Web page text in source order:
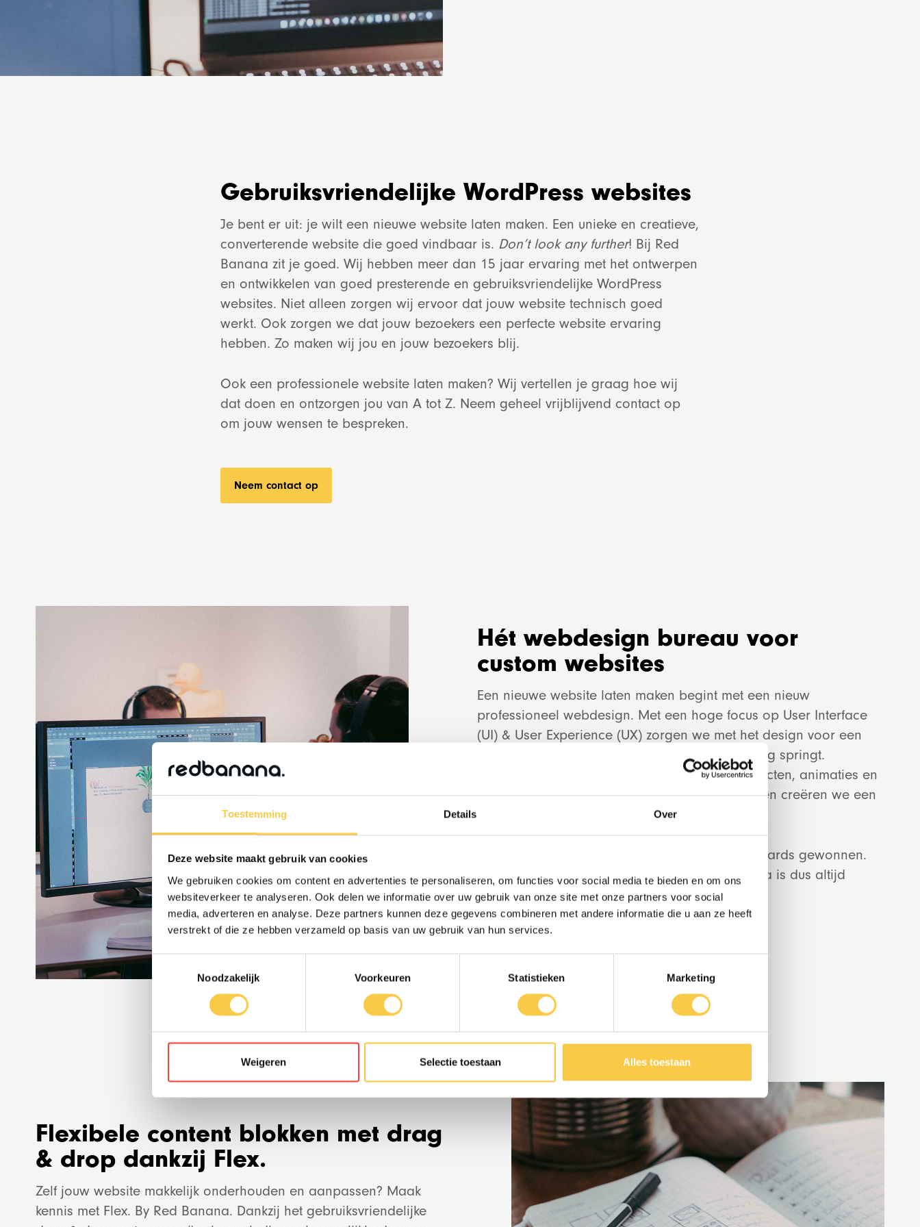
Toestemming Details Over
Deze website maakt gebruik van cookies
We gebruiken cookies om content en advertenties te personaliseren, om functies voor social media te bieden en om ons
websiteverkeer te analyseren. Ook delen we informatie over uw gebruik van onze site met onze partners voor social
media, adverteren en analyse. Deze partners kunnen deze gegevens combineren met andere informatie die u aan ze heeft
verstrekt of die ze hebben verzameld op basis van uw gebruik van hun services.
Toestemmingsselectie
Noodzakelijk
Voorkeuren Statistieken Marketing
Weigeren Selectie toestaan Alles toestaan
Design & Development
Red Banana Studio
Social media strategie
RedBanana.ai
Work
News
Contact
Gebruiksvriendelijke WordPress websites
Je bent er uit: je wilt een nieuwe website laten maken. Een unieke en creatieve,
converterende website die goed vindbaar is. Don’t look any further! Bij Red
Banana zit je goed. Wij hebben meer dan 15 jaar ervaring met het ontwerpen
en ontwikkelen van goed presterende en gebruiksvriendelijke WordPress
websites. Niet alleen zorgen wij ervoor dat jouw website technisch goed
werkt. Ook zorgen we dat jouw bezoekers een perfecte website ervaring
hebben. Zo maken wij jou en jouw bezoekers blij.
Ook een professionele website laten maken? Wij vertellen je graag hoe wij
dat doen en ontzorgen jou van A tot Z. Neem geheel vrijblijvend contact op
om jouw wensen te bespreken.
Neem contact op
Hét webdesign bureau voor
custom websites
Een nieuwe website laten maken begint met een nieuw
professioneel webdesign. Met een hoge focus op User Interface
(UI) & User Experience (UX) zorgen we met het design voor een
gebruiksvriendelijke website die direct in het oog springt.
Doormiddel van onder andere dynamische effecten, animaties en
micro interacties is jouw nieuwe website uniek en creëren we een
Onze websites hebben verschillende design-awards gewonnen.
Een nieuwe WordPress website van Red Banana is dus altijd
voorzien van een mooi en uniek webdesign.
Flexibele content blokken met drag
& drop dankzij Flex.
Zelf jouw website makkelijk onderhouden en aanpassen? Maak
kennis met Flex. By Red Banana. Dankzij het gebruiksvriendelijke